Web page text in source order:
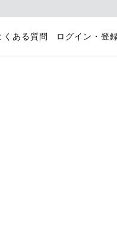
くある質問 ログイン・登